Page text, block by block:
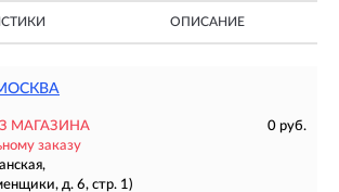
ОПИСАНИЕ
МАГАЗИНА
0 руб.
заказу
д. 6, стр. 1)